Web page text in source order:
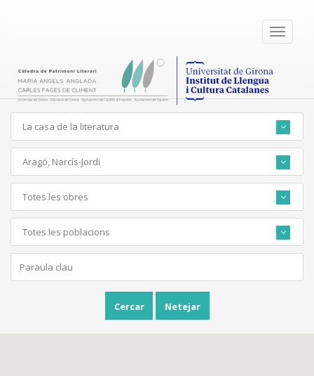
Toggle
La casa de la literatura
Aragó, Narcís-Jordi
Totes les obres
Totes les poblacions
Cercar Netejar